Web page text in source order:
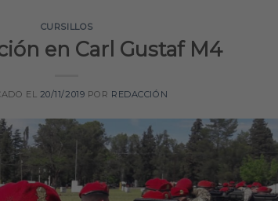
CURSILLOS
en Carl Gustaf M4
EL 20/11/2019 POR REDACCIÓN